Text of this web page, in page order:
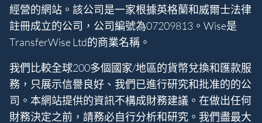
經營的網站。該公司是一家根據英格蘭和威爾士法律
註冊成立的公司，公司編號為07209813。Wise是
TransferWise Ltd的商業名稱。
我們比較全球200多個國家/地區的貨幣兌換和匯款服
務，只展示信譽良好、我們已進行研究和批准的的公
司。本網站提供的資訊不構成財務建議。在做出任何
財務決定之前，請務必自行分析和研究。我們盡最大